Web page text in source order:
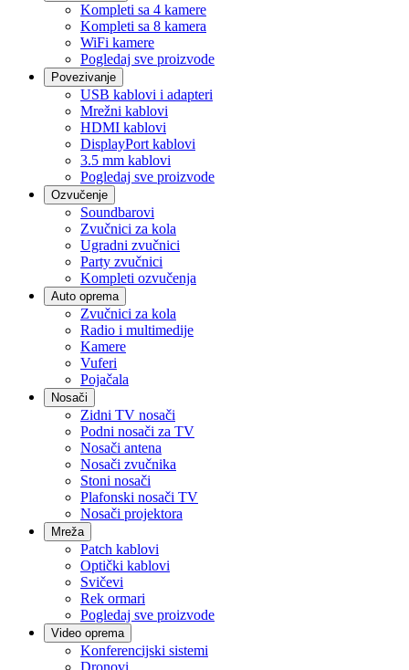
Kompleti sa 4 kamere
Kompleti sa 8 kamera
WiFi kamere
Pogledaj sve proizvode
Povezivanje
USB kablovi i adapteri
Mrežni kablovi
HDMI kablovi
DisplayPort kablovi
3.5 mm kablovi
Pogledaj sve proizvode
Ozvučenje
Soundbarovi
Zvučnici za kola
Ugradni zvučnici
Party zvučnici
Kompleti ozvučenja
Auto oprema
Zvučnici za kola
Radio i multimedije
Kamere
Vuferi
Pojačala
Nosači
Zidni TV nosači
Podni nosači za TV
Nosači antena
Nosači zvučnika
Stoni nosači
Plafonski nosači TV
Nosači projektora
Mreža
Patch kablovi
Optički kablovi
Svičevi
Rek ormari
Pogledaj sve proizvode
Video oprema
Konferencijski sistemi
Dronovi